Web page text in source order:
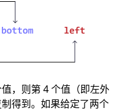
，则第 4 个值（即左外
得到。如果给定了两个